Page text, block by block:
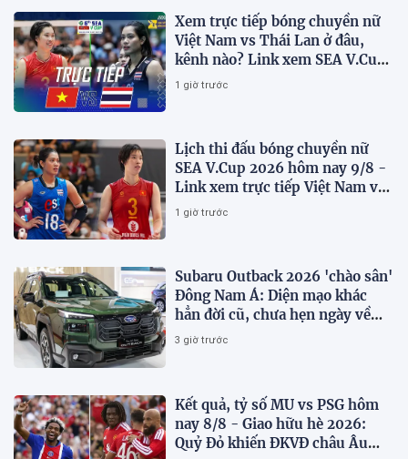
Xem trực tiếp bóng chuyền nữ
Việt Nam vs Thái Lan ở đâu,
kênh nào? Link xem SEA V.Cup
2026 mới nhất
1 giờ trước
Lịch thi đấu bóng chuyền nữ
SEA V.Cup 2026 hôm nay 9/8 -
Link xem trực tiếp Việt Nam vs
Thái Lan
1 giờ trước
Subaru Outback 2026 'chào sân'
Đông Nam Á: Diện mạo khác
hẳn đời cũ, chưa hẹn ngày về
Việt Nam
3 giờ trước
Kết quả, tỷ số MU vs PSG hôm
nay 8/8 - Giao hữu hè 2026:
Quỷ Đỏ khiến ĐKVĐ châu Âu